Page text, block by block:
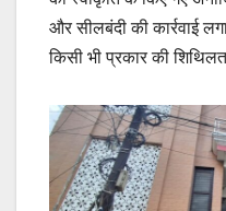
और सीलबंदी की कार्रवाई
किसी भी प्रकार की